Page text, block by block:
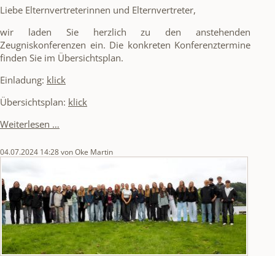
Liebe Elternvertreterinnen und Elternvertreter,
wir laden Sie herzlich zu den anstehenden
Zeugniskonferenzen ein. Die konkreten Konferenztermine
finden Sie im Übersichtsplan.
Einladung: klick
Übersichtsplan: klick
Weiterlesen …
den
04.07.2024 14:28von Oke Martin